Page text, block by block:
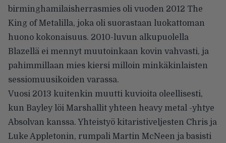
birminghamilaisherrasmies oli vuoden 2012 The
King of Metalilla, joka oli suorastaan luokattoman
huono kokonaisuus. 2010-luvun alkupuolella
Blazellä ei mennyt muutoinkaan kovin vahvasti, ja
pahimmillaan mies kiersi milloin minkäkinlaisten
sessiomuusikoiden varassa.
Vuosi 2013 kuitenkin muutti kuvioita oleellisesti,
kun Bayley löi Marshallit yhteen heavy metal -yhtye
Absolvan kanssa. Yhteistyö kitaristiveljesten Chris ja
Luke Appletonin, rumpali Martin McNeen ja basisti